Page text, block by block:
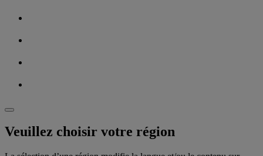
Veuillez choisir votre région